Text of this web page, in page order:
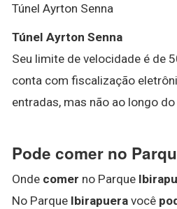
Túnel Ayrton Senna
Túnel Ayrton Senna
Seu limite de velocidade é de
conta com fiscalização
entradas, mas não ao longo
Pode comer no
Onde comer no Parque
No Parque Ibirapuera você